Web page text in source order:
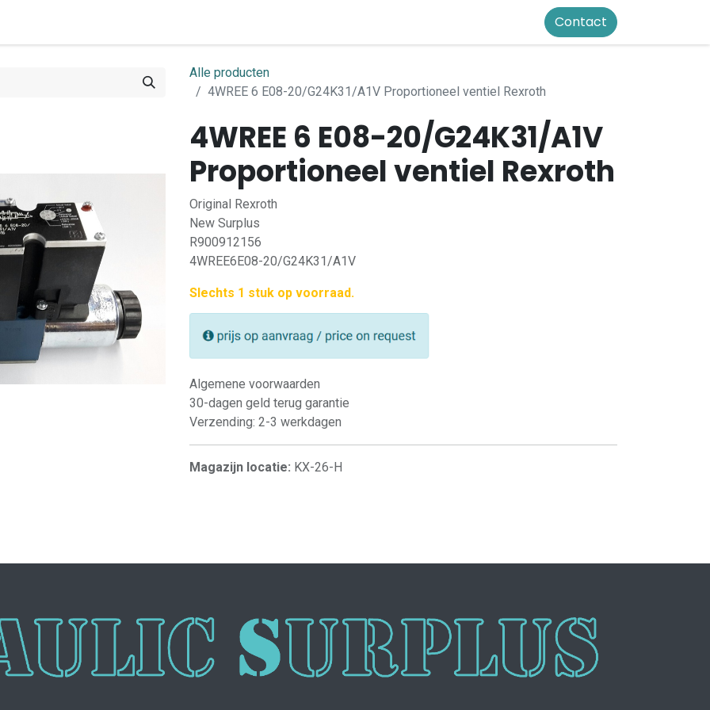
Contact
Alle producten
4WREE 6 E08-20/G24K31/A1V Proportioneel ventiel Rexroth
4WREE 6 E08-20/G24K31/A1V
Proportioneel ventiel Rexroth
Original Rexroth
New Surplus
R900912156
4WREE6E08-20/G24K31/A1V
Slechts 1 stuk op voorraad.
Algemene voorwaarden
30-dagen geld terug garantie
Verzending: 2-3 werkdagen
Magazijn locatie: KX-26-H